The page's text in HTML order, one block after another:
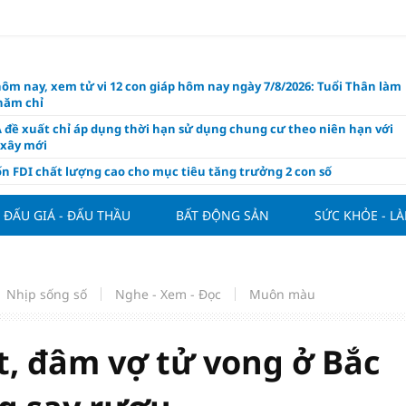
nay, xem tử vi 12 con giáp hôm nay ngày 7/8/2026: Tuổi Thân làm
chỉ
đề xuất chỉ áp dụng thời hạn sử dụng chung cư theo niên hạn với
mới
FDI chất lượng cao cho mục tiêu tăng trưởng 2 con số
nào để Việt Nam hiện thực hóa mục tiêu tăng trưởng 10%?
cứu tính tiền gửi Kho bạc vào nguồn vốn huy động của ngân hàng
hôm nay 6/8: "Nhảy vọt" sau một đêm
của Hoàng Hên
đưa kim cương vào ngành nghề kinh doanh có điều kiện như vàng
ĐẤU GIÁ - ĐẤU THẦU BẤT ĐỘNG SẢN SỨC KHỎE -
Nhịp sống số Nghe - Xem - Đọc Muôn màu
đâm vợ tử vong ở Bắc